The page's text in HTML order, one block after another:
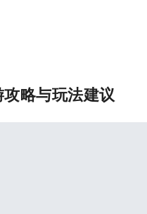
略与玩法建议